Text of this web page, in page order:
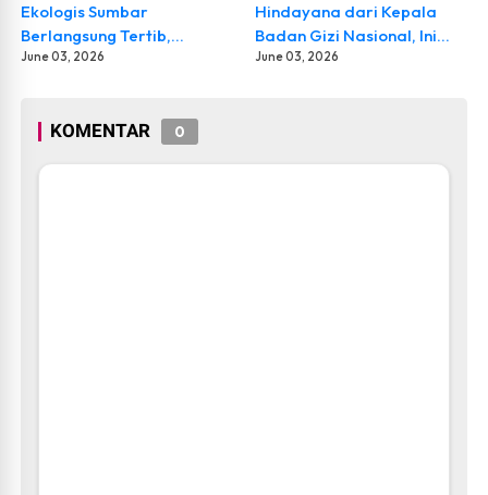
Ekologis Sumbar
Berlangsung Tertib,
Pemprov dan Polda Janji
June 03, 2026
Hindayana dari Kepala
Badan Gizi Nasional, Ini
Alasan dan Penggantinya
June 03, 2026
KOMENTAR 0